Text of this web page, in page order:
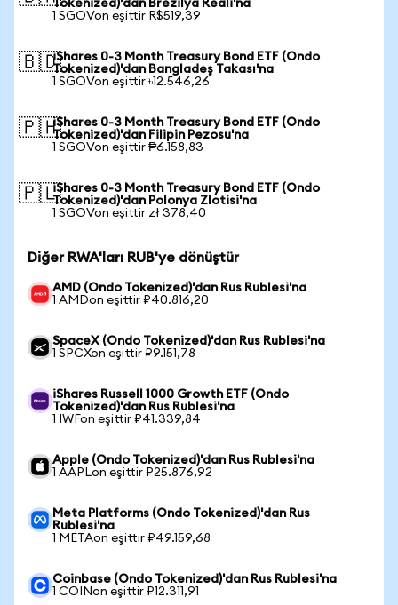
Tokenized)'dan Brezilya Reali'na
1 SGOVon eşittir R$519,39
🇧🇩iShares 0-3 Month Treasury Bond ETF (Ondo
Tokenized)'dan Bangladeş Takası'na
1 SGOVon eşittir ৳12.546,26
🇵🇭iShares 0-3 Month Treasury Bond ETF (Ondo
Tokenized)'dan Filipin Pezosu'na
1 SGOVon eşittir ₱6.158,83
🇵🇱iShares 0-3 Month Treasury Bond ETF (Ondo
Tokenized)'dan Polonya Zlotisi'na
1 SGOVon eşittir zł 378,40
Diğer RWA'ları RUB'ye dönüştür
AMD (Ondo Tokenized)'dan Rus Rublesi'na
1 AMDon eşittir ₽40.816,20
SpaceX (Ondo Tokenized)'dan Rus Rublesi'na
1 SPCXon eşittir ₽9.151,78
iShares Russell 1000 Growth ETF (Ondo
Tokenized)'dan Rus Rublesi'na
1 IWFon eşittir ₽41.339,84
Apple (Ondo Tokenized)'dan Rus Rublesi'na
1 AAPLon eşittir ₽25.876,92
Meta Platforms (Ondo Tokenized)'dan Rus
Rublesi'na
1 METAon eşittir ₽49.159,68
Coinbase (Ondo Tokenized)'dan Rus Rublesi'na
1 COINon eşittir ₽12.311,91